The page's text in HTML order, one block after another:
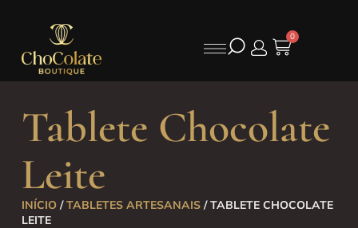
0
Tablete Chocolate
Leite
INÍCIO/TABLETES ARTESANAIS/ TABLETE CHOCOLATE
LEITE